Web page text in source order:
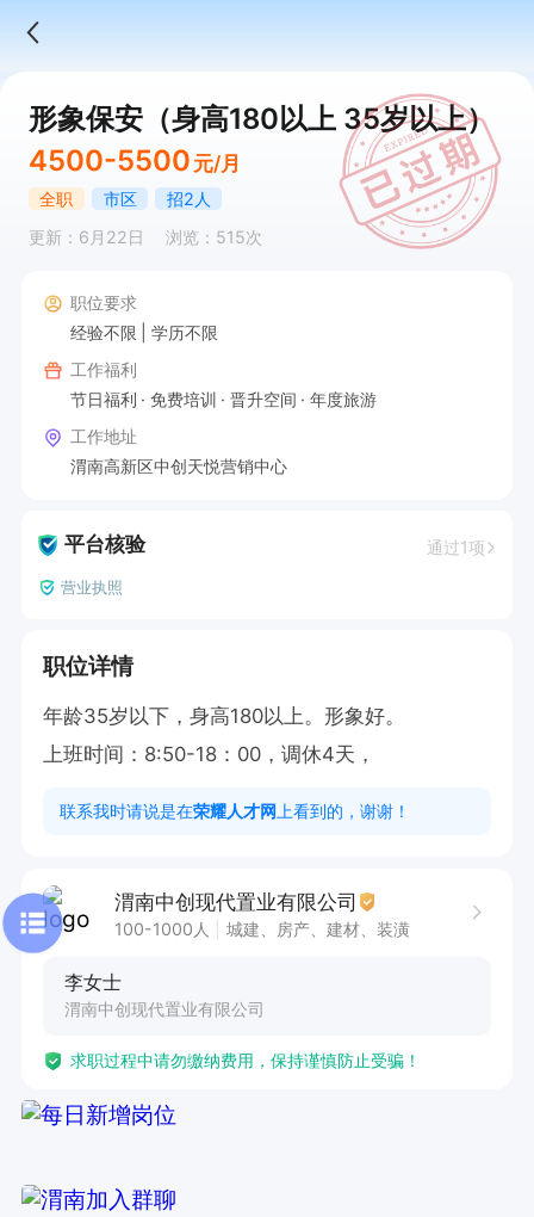
形象保安（身高180以上 35岁以上）
4500-5500 元/月
全职 市区
招2人
更新：6月22日
浏览：515次
职位要求
经验不限
学历不限
工作福利
节日福利
免费培训 晋升空间
年度旅游
工作地址
渭南高新区中创天悦营销中心
平台核验 通过1项
营业执照
职位详情
年龄35岁以下，身高180以上。形象好。
上班时间：8:50-18：00，调休4天，
联系我时请说是在荣耀人才网 上看到的，谢谢！
渭南中创现代置业有限公司
100-1000人 城建、房产、建材、装潢
李女士
渭南中创现代置业有限公司
求职过程中请勿缴纳费用，保持谨慎防止受骗！